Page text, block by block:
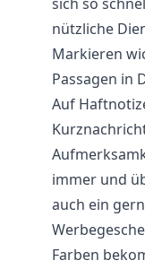
nützliche
Markieren
Passagen in
Auf
immer und
auch ein
Farben